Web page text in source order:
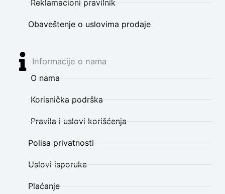
Reklamacioni pravilnik
Obaveštenje o uslovima prodaje
Informacije o nama
O nama
Korisnička podrška
Pravila i uslovi korišćenja
Polisa privatnosti
Uslovi isporuke
Plaćanje